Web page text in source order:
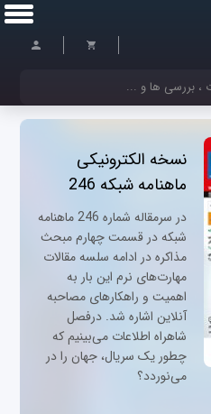
نسخه الکترونیکی
ماهنامه شبکه 246
در سرمقاله شماره 246 ماهنامه
شبکه در قسمت چهارم مبحث
مذاکره در ادامه سلسه مقالات
مهارت‌های نرم این بار به
اهمیت و راهکارهای مصاحبه
آنلاین اشاره شد. درفصل
شاهراه اطلاعات می‌بینیم که
چطور یک سریال، جهان را در
می‌نوردد؟